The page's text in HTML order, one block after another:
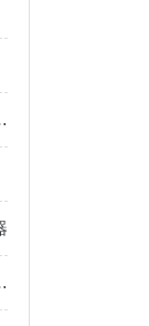
剪流变仪
渗透仪了